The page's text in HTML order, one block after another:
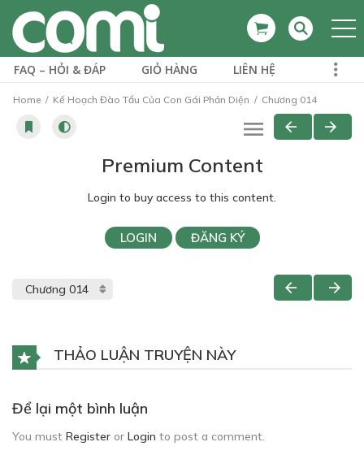
FAQ – HỎI & ĐÁP GIỎ HÀNG LIÊN HỆ
Home Kế Hoạch Đào Tẩu Của Con Gái Phản Diện Chương 014
Premium Content
Login to buy access to this content.
LOGIN ĐĂNG KÝ
THẢO LUẬN TRUYỆN NÀY
Để lại một bình luận
You must Register or Login to post a comment.